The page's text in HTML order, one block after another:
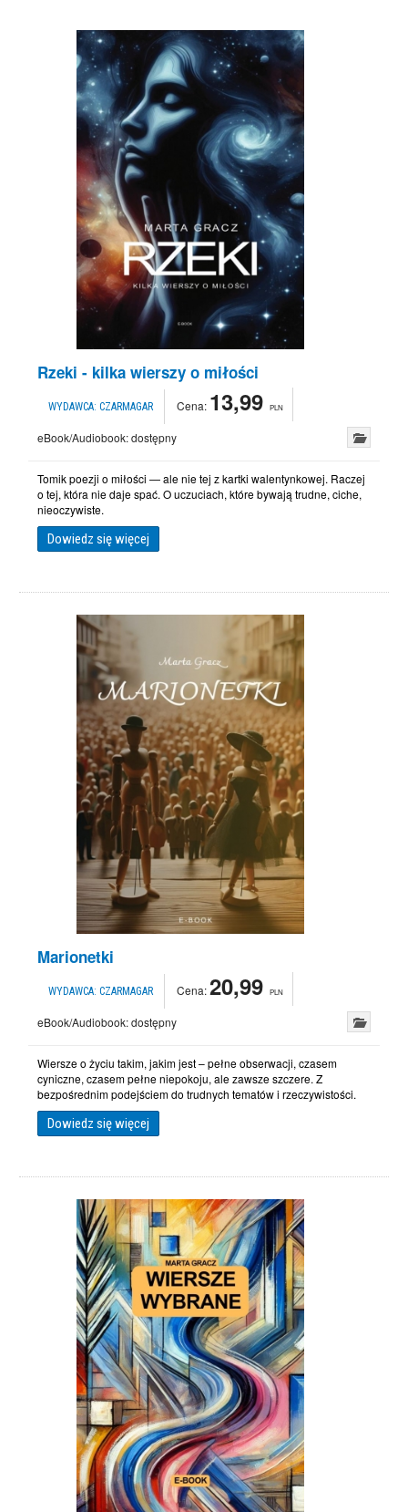
Rzeki - kilka wierszy o miłości
WYDAWCA: CZARMAGAR Cena: 13,99 PLN
eBook/Audiobook:dostępny
Tomik poezji o miłości — ale nie tej z kartki walentynkowej. Raczej
o tej, która nie daje spać. O uczuciach, które bywają trudne, ciche,
nieoczywiste.
Dowiedz się więcej
Marionetki
WYDAWCA: CZARMAGAR Cena:20,99 PLN
eBook/Audiobook:dostępny
Wiersze o życiu takim, jakim jest – pełne obserwacji, czasem
cyniczne, czasem pełne niepokoju, ale zawsze szczere. Z
bezpośrednim podejściem do trudnych tematów i rzeczywistości.
Dowiedz się więcej